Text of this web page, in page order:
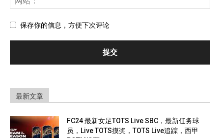
保存你的信息，方便下次评论
最新文章
FC24 最新女足TOTS Live SBC，最新任务球
员，Live TOTS摸奖，TOTS Live追踪，西甲